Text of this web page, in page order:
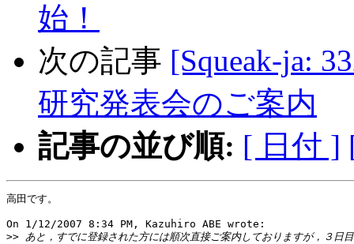
始！
次の記事 [Squeak-ja:
研究発表会のご案内
記事の並び順: [ 日付 ]
高田です。
On 1/12/2007 8:34 PM, Kazuhiro ABE wrote:
>>